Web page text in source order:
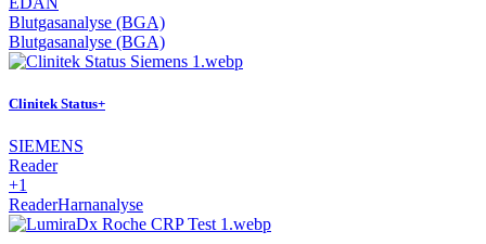
Blutgasanalyse (BGA)
Blutgasanalyse (BGA)
Clinitek Status+
SIEMENS
Reader
+1
ReaderHarnanalyse